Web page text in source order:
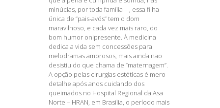
minúcias, por toda família – , essa filha
única de “pais-avós” tem o dom
maravilhoso, e cada vez mais raro, do
bom humor onipresente. À medicina
dedica a vida sem concessões para
melodramas amorosos, mais ainda não
desistiu do que chama de “maternagem”.
A opção pelas cirurgias estéticas é mero
detalhe após anos cuidando dos
queimados no Hospital Regional da Asa
Norte – HRAN, em Brasília, o período mais